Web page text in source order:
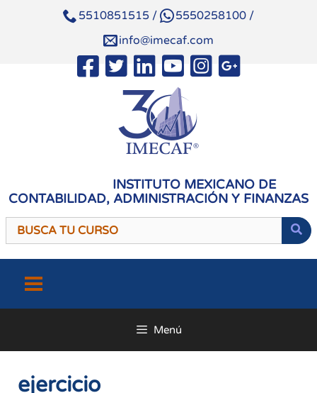
5510851515 / 5550258100 /
info@imecaf.com
INSTITUTO MEXICANO DE
CONTABILIDAD, ADMINISTRACIÓN Y FINANZAS
contenido
Menú
ejercicio